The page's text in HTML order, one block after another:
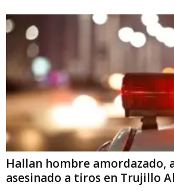
Hallan hombre amordazado,
asesinado a tiros en Trujillo